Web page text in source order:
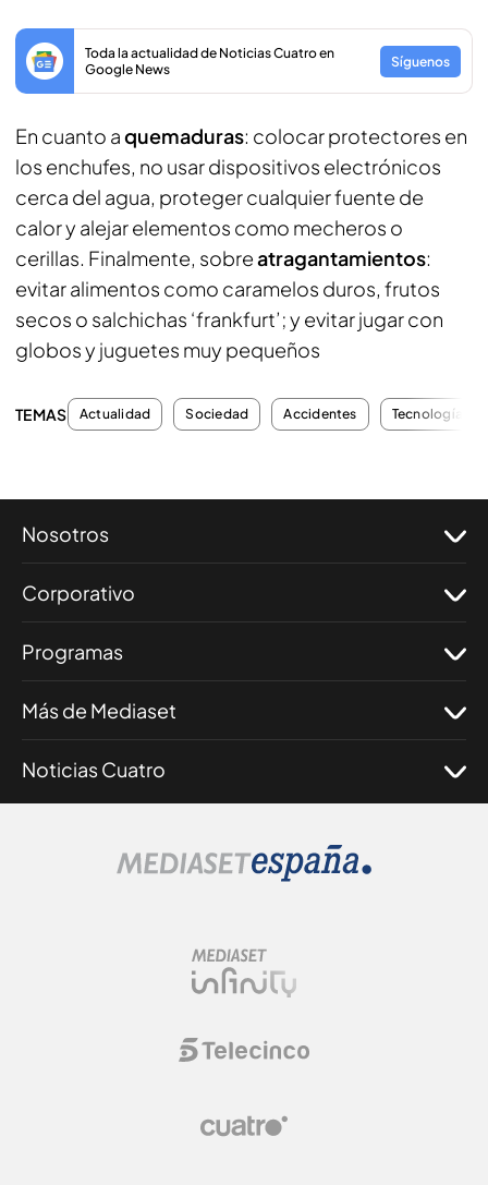
Toda la actualidad de Noticias Cuatro en
Google News
Síguenos
En cuanto aquemaduras: colocar protectores en
los enchufes, no usar dispositivos electrónicos
cerca del agua, proteger cualquier fuente de
calor y alejar elementos como mecheros o
cerillas. Finalmente, sobreatragantamientos:
evitar alimentos como caramelos duros, frutos
secos o salchichas ‘frankfurt’; y evitar jugar con
globos y juguetes muy pequeños
TEMAS Actualidad Sociedad Accidentes Tecnología
Nosotros
Corporativo
Programas
Más de Mediaset
Noticias Cuatro